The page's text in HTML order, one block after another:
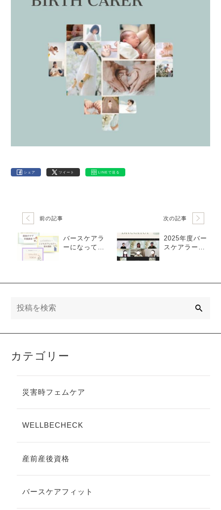
シェア ツイート LINEで送る
前の記事
バースケアラ
ーになって伝
次の記事
2025年度バー
スケアラーブ
カテゴリー
災害時フェムケア
WELLBECHECK
産前産後資格
バースケアフィット